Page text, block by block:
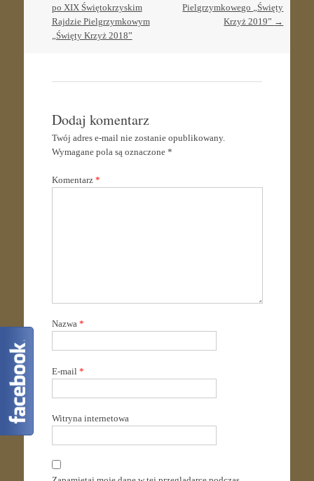
po XIX Świętokrzyskim
Rajdzie Pielgrzymkowym
„Święty Krzyż 2018”
Pielgrzymkowego „Święty
Krzyż 2019” →
Dodaj komentarz
Twój adres e-mail nie zostanie opublikowany.
Wymagane pola są oznaczone *
Komentarz *
Nazwa *
E-mail *
Witryna internetowa